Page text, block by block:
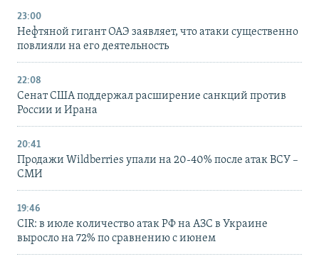
23:00
Нефтяной гигант ОАЭ заявляет, что атаки существенно
повлияли на его деятельность
22:08
Сенат США поддержал расширение санкций против
России и Ирана
20:41
Продажи Wildberries упали на 20-40% после атак ВСУ –
СМИ
19:46
CIR: в июле количество атак РФ на АЗС в Украине
выросло на 72% по сравнению с июнем